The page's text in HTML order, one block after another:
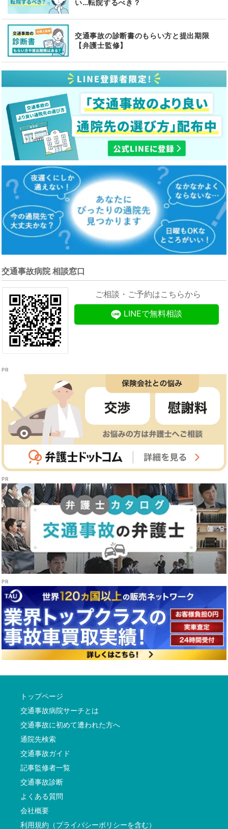
い…転院するべき？
交通事故の診断書のもらい方と提出期限
【弁護士監修】
交通事故病院 相談窓口
ご相談・ご予約はこちらから
LINEで無料相談
トップページ
交通事故病院サーチとは
交通事故に初めて遭われた方へ
通院先検索
交通事故ガイド
記事監修者一覧
交通事故診断
よくある質問
会社概要
利用規約（プライバシーポリシーを含む）